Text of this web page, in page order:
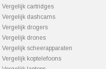
Vergelijk cartridges
Vergelijk dashcams
Vergelijk drogers
Vergelijk drones
Vergelijk scheerapparaten
Vergelijk koptelefoons